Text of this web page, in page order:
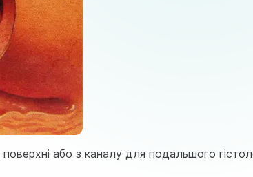
або з каналу для подальшого